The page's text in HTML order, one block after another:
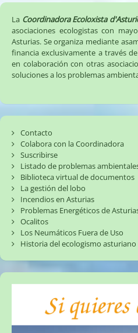
La Coordinadora Ecoloxista
asociaciones ecologistas con
Asturias. Se organiza mediante
financia exclusivamente a través
en colaboración con otras
soluciones a los problemas
Contacto
Colabora con la Coordinadora
Suscribirse
Listado de problemas
Biblioteca virtual de documentos
La gestión del lobo
Incendios en Asturias
Problemas Energéticos de
Ocalitos
Los Neumáticos Fuera de Uso
Historia del ecologismo asturiano